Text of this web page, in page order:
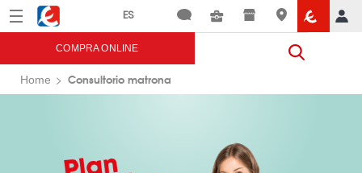
Menú Eroski
COMPRA ONLINE
Home Consultorio matrona